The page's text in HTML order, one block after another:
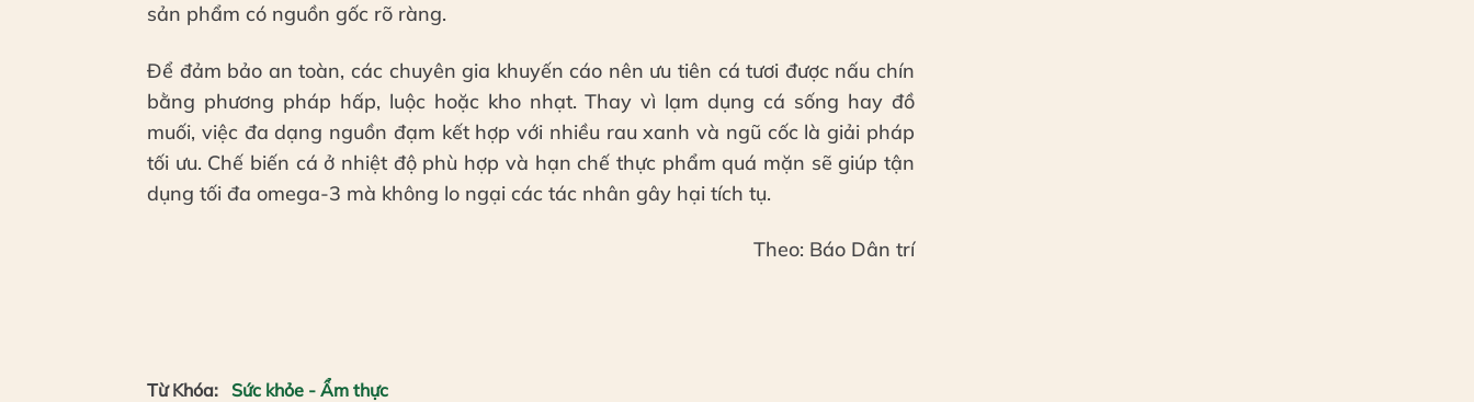
sản phẩm có nguồn gốc rõ ràng.
Để đảm bảo an toàn, các chuyên gia khuyến cáo nên ưu tiên cá tươi được nấu chín
bằng phương pháp hấp, luộc hoặc kho nhạt. Thay vì lạm dụng cá sống hay đồ
muối, việc đa dạng nguồn đạm kết hợp với nhiều rau xanh và ngũ cốc là giải pháp
tối ưu. Chế biến cá ở nhiệt độ phù hợp và hạn chế thực phẩm quá mặn sẽ giúp tận
dụng tối đa omega-3 mà không lo ngại các tác nhân gây hại tích tụ.
Theo: Báo Dân trí
Từ Khóa: Sức khỏe - Ẩm thực